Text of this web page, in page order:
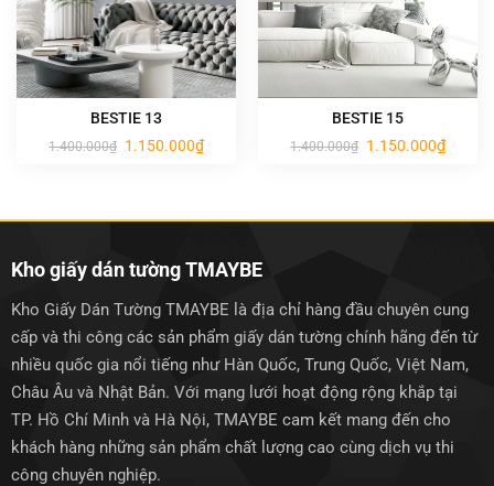
BESTIE 13
1.400.000₫ Giá
1.150.000₫Giá
hiện
BESTIE 15
1.400.000₫ Giá
1.150.000₫Giá
hiện
Kho giấy dán tường TMAYBE
Kho Giấy Dán Tường TMAYBE là địa chỉ hàng đầu chuyên cung
cấp và thi công các sản phẩm giấy dán tường chính hãng đến từ
nhiều quốc gia nổi tiếng như Hàn Quốc, Trung Quốc, Việt Nam,
Châu Âu và Nhật Bản. Với mạng lưới hoạt động rộng khắp tại
TP. Hồ Chí Minh và Hà Nội, TMAYBE cam kết mang đến cho
khách hàng những sản phẩm chất lượng cao cùng dịch vụ thi
công chuyên nghiệp.